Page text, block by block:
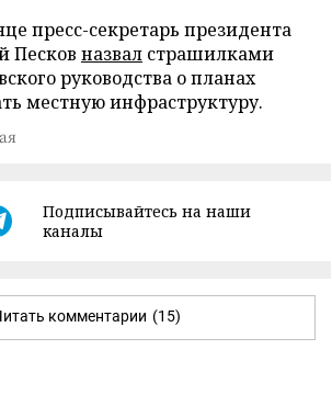
пресс-секретарь президента
Песков назвал страшилками
руководства о планах
местную инфраструктуру.
Подписывайтесь на наши
каналы
комментарии (15)